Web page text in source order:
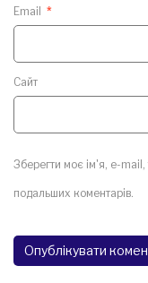
Email *
Сайт
Зберегти моє ім'я, e-mail,
подальших коментарів.